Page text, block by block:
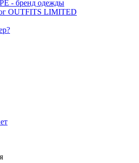
- бренд одежды
OUTFITS LIMITED